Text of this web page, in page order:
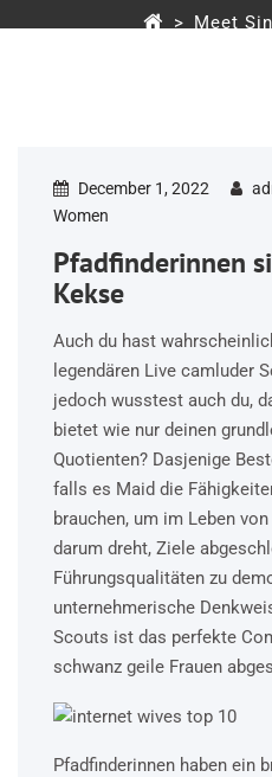
> Meet
December 1, 2022
Women
Pfadfinderinnen
Kekse
Auch du hast
legendären Live camluder
jedoch wusstest auch du,
bietet wie nur deinen
Quotienten? Dasjenige
falls es Maid die
brauchen, um im Leben
darum dreht, Ziele
Führungsqualitäten zu
unternehmerische
Scouts ist das perfekte
schwanz geile Frauen
Pfadfinderinnen haben ein